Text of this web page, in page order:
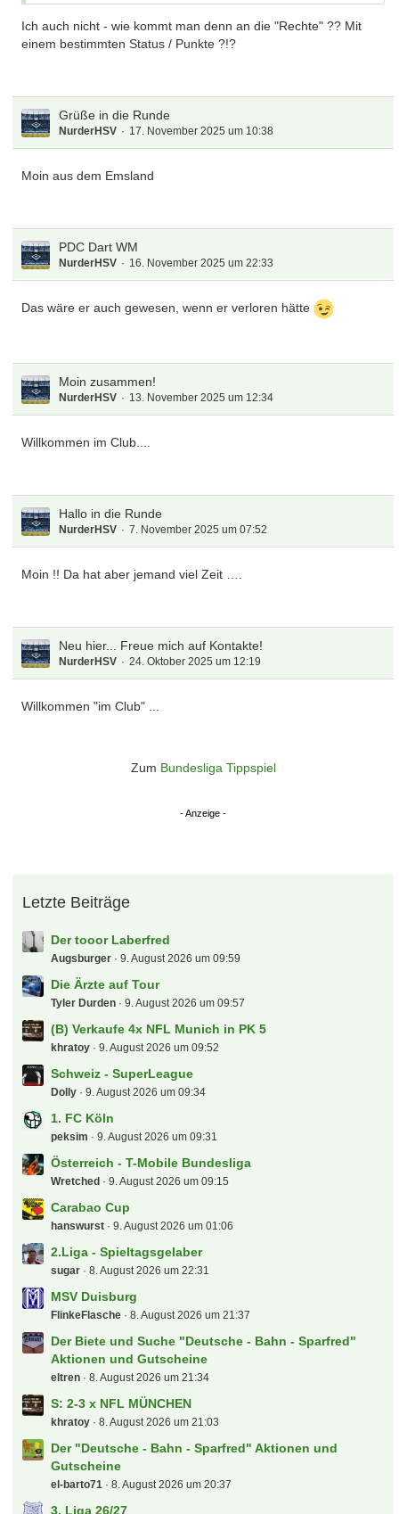
Ich auch nicht - wie kommt man denn an die "Rechte" ?? Mit
einem bestimmten Status / Punkte ?!?
Grüße in die Runde
NurderHSV 17. November 2025 um 10:38
Moin aus dem Emsland
PDC Dart WM
NurderHSV 16. November 2025 um 22:33
Das wäre er auch gewesen, wenn er verloren hätte
Moin zusammen!
NurderHSV 13. November 2025 um 12:34
Willkommen im Club....
Hallo in die Runde
NurderHSV 7. November 2025 um 07:52
Moin !! Da hat aber jemand viel Zeit ….
Neu hier... Freue mich auf Kontakte!
NurderHSV 24. Oktober 2025 um 12:19
Willkommen "im Club" ...
Zum Bundesliga Tippspiel
Letzte Beiträge
Augsburger 9. August 2026 um 09:59
Die Ärzte auf Tour
(B) Verkaufe 4x NFL Munich in PK 5
Schweiz - SuperLeague
Dolly 9. August 2026 um 09:34
1. FC Köln